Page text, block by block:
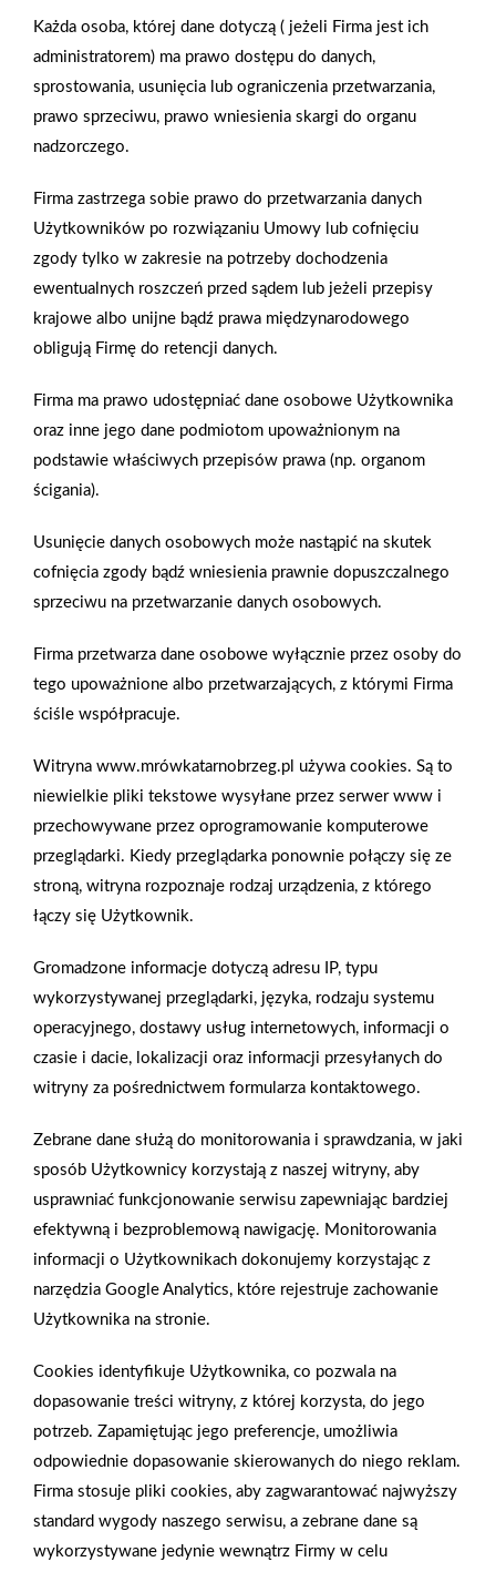
akrylową lub epoksydową w dowolnym kolorze np. złotym,
niebieskim, czerwonym. Najdroższe modele wykonywane są na
zamówienie. Wanna wolnostojąca w stylu retro wymaga
odpowiednio dużej przestrzeni łazienki, ale są też dostępne
modele do małych łazienek, których wymiary nie przekraczają
producentów ceramiki łazienkowej można też zaaranżować
łazienkę w stylu retro na poddaszu. Doskonałym
uzupełnieniem jest łazienki w stylu retro jest stylizowana
armatura. Wykonane z mosiądzu lub stali malowanej na złoty
kolor baterie wannowe i prysznicowe mają słuchawki
przypominające słuchawki telefoniczne. Baterie umywalkowe
rączki prysznicowej mogą być wykonane z ceramiki. Meble
i lampy do łazienek w stylu retroDo wyposażenia łazienek
w stylu retro należą też łazienkowe meble – czasami jedna czy
dwie szafki mogą przesądzić o stylu całej aranżacji. Ważny jest
naturalne drewno zastępowane jest odpornym na wilgoć MDF-
em i HDF-em. Mają one przewagę nad meblami drewnianymi,
ponieważ w znacznie mniejszym stopniu są one narażone na
odkształcenia. Charakterystyczne dla szafek do łązienek
w stylu retro są korpusy wsparte na nóżkach, frezowania
frontów, dekoracyjne, najlepiej mosiężne uchwyty. Stylizowany
nowoczesnych rozwiązań funkcjonalnych – w większości
modeli stosuje się nowoczesne zawiasy drzwiczek z cichym
domykiem i samodomykające się szuflady. Szafki wiszące do
łazienek w stylu retro mogą przypominać nadstawki wiszących
kredensów. Dobrym rozwiązaniem są stare meble
niekoniecznie łazienkowe, które można zaadaptować do
szafkę umywalkową. Zwolennicy stylizowanych wnętrz bez
problemu kupią także odpowiednie oświetlenie. Lampy do
łazienek w stylu retro to zarówno kinkiety, jak i lampy wiszące.
Formą mogą nawiązywać do bardzo dekoracyjnych opraw
secesyjnych, których charakterystycznymi cechami były faliste
o mosiężne wieszaki, porcelanowe mydelniczki, flakony i kubki
– dodatki te zawsze kojarzą z elegancją i luksusem.
AKTUALNOŚCI
Każda osoba, której dane dotyczą ( jeżeli Firma jest ich
administratorem) ma prawo dostępu do danych,
sprostowania, usunięcia lub ograniczenia przetwarzania,
prawo sprzeciwu, prawo wniesienia skargi do organu
nadzorczego.
Firma zastrzega sobie prawo do przetwarzania danych
Użytkowników po rozwiązaniu Umowy lub cofnięciu
zgody tylko w zakresie na potrzeby dochodzenia
ewentualnych roszczeń przed sądem lub jeżeli przepisy
krajowe albo unijne bądź prawa międzynarodowego
obligują Firmę do retencji danych.
Firma ma prawo udostępniać dane osobowe Użytkownika
oraz inne jego dane podmiotom upoważnionym na
podstawie właściwych przepisów prawa (np. organom
ścigania).
Usunięcie danych osobowych może nastąpić na skutek
cofnięcia zgody bądź wniesienia prawnie dopuszczalnego
sprzeciwu na przetwarzanie danych osobowych.
Firma przetwarza dane osobowe wyłącznie przez osoby do
tego upoważnione albo przetwarzających, z którymi Firma
ściśle współpracuje.
Witryna www.mrówkatarnobrzeg.pl używa cookies. Są to
niewielkie pliki tekstowe wysyłane przez serwer www i
przechowywane przez oprogramowanie komputerowe
przeglądarki. Kiedy przeglądarka ponownie połączy się ze
stroną, witryna rozpoznaje rodzaj urządzenia, z którego
łączy się Użytkownik.
Gromadzone informacje dotyczą adresu IP, typu
wykorzystywanej przeglądarki, języka, rodzaju systemu
operacyjnego, dostawy usług internetowych, informacji o
czasie i dacie, lokalizacji oraz informacji przesyłanych do
witryny za pośrednictwem formularza kontaktowego.
Zebrane dane służą do monitorowania i sprawdzania, w jaki
sposób Użytkownicy korzystają z naszej witryny, aby
usprawniać funkcjonowanie serwisu zapewniając bardziej
efektywną i bezproblemową nawigację. Monitorowania
informacji o Użytkownikach dokonujemy korzystając z
narzędzia Google Analytics, które rejestruje zachowanie
Użytkownika na stronie.
Cookies identyfikuje Użytkownika, co pozwala na
dopasowanie treści witryny, z której korzysta, do jego
potrzeb. Zapamiętując jego preferencje, umożliwia
odpowiednie dopasowanie skierowanych do niego reklam.
Firma stosuje pliki cookies, aby zagwarantować najwyższy
standard wygody naszego serwisu, a zebrane dane są
wykorzystywane jedynie wewnątrz Firmy w celu